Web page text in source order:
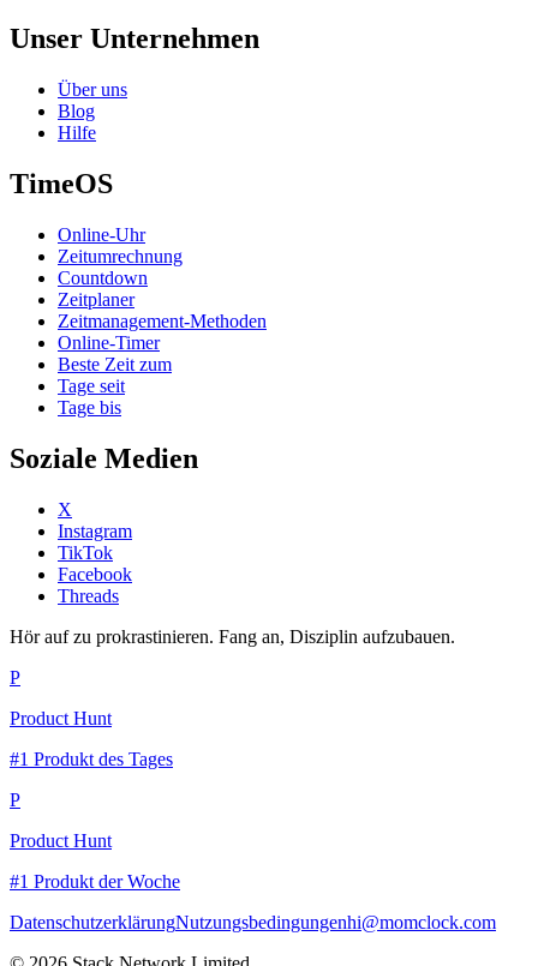
Unser Unternehmen
Über uns
Blog
Hilfe
TimeOS
Online-Uhr
Zeitumrechnung
Countdown
Zeitplaner
Zeitmanagement-Methoden
Online-Timer
Beste Zeit zum
Tage seit
Tage bis
Soziale Medien
X
Instagram
TikTok
Facebook
Threads
Hör auf zu prokrastinieren. Fang an, Disziplin aufzubauen.
P
Product Hunt
#1 Produkt des Tages
P
Product Hunt
#1 Produkt der Woche
DatenschutzerklärungNutzungsbedingungenhi@momclock.com